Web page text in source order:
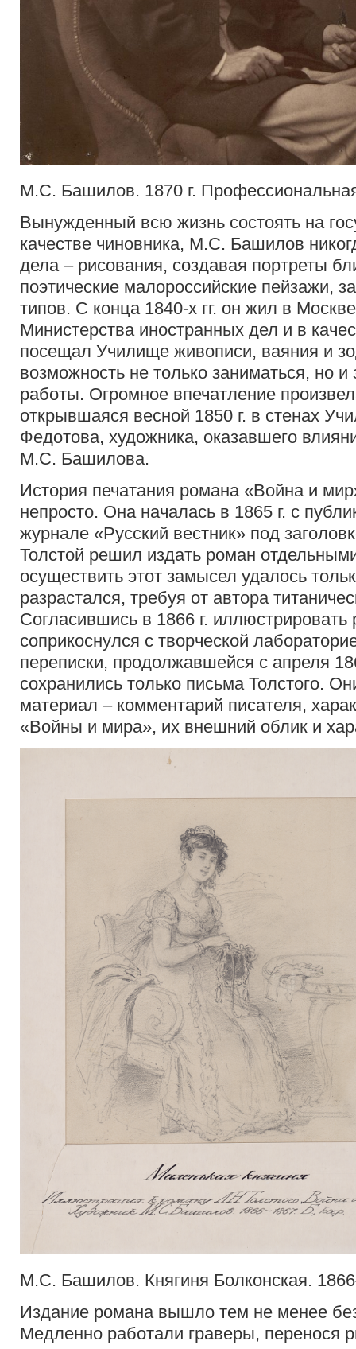
М.С. Башилов. 1870 г.
Вынужденный всю жизнь состоять на
качестве чиновника, М.С. Башилов
дела – рисования, создавая портреты
поэтические малороссийские пейзажи,
типов. С конца 1840-х гг. он жил в
Министерства иностранных дел и в
посещал Училище живописи, ваяния и
возможность не только заниматься, но и
работы. Огромное впечатление
открывшаяся весной 1850 г. в стенах
Федотова, художника, оказавшего
М.С. Башилова.
История печатания романа «Война и
непросто. Она началась в 1865 г. с
журнале «Русский вестник» под
Толстой решил издать роман
осуществить этот замысел удалось
разрастался, требуя от автора
Согласившись в 1866 г.
соприкоснулся с творческой
переписки, продолжавшейся с апреля
сохранились только письма Толстого.
материал – комментарий писателя,
«Войны и мира», их внешний облик и
М.С. Башилов. Княгиня Болконская.
Издание романа вышло тем не менее
Медленно работали граверы, перенося